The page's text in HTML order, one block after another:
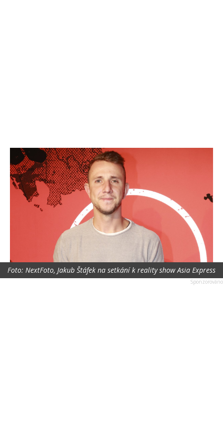
Foto: NextFoto, Jakub Štáfek na setkání k reality show Asia Express